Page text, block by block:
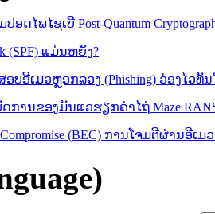
ດໄພໄຊເບີ Post-Quantum
(SPF) ແມ່ນຫຍັງ?
ອບອີເມວຫຼອກລວງ (Phishing) ວ່ອງໄວທັ
ານຂອງມັນແວຮຽກຄ່າໄຖ່ Maze
Compromise (BEC) ການ​ໂຈມ​ຕີ​ຜ່ານ​ອີ​ເ